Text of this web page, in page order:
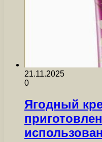
21.11.2025
0
Ягодный